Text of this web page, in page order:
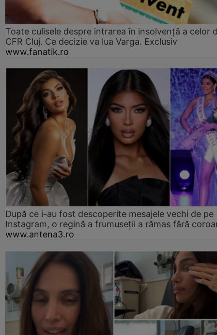
Toate culisele despre intrarea în insolvență a celor
CFR Cluj. Ce decizie va lua Varga. Exclusiv
www.fanatik.ro
După ce i-au fost descoperite mesajele vechi de pe
Instagram, o regină a frumuseții a rămas fără
www.antena3.ro